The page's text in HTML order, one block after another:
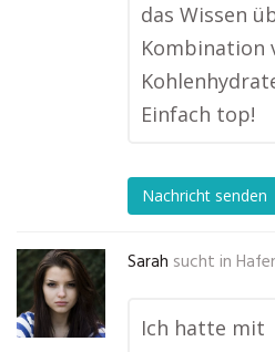
das Wissen
Kombination
Einfach top!
Nachricht senden
Sarah sucht in
Ich hatte mit